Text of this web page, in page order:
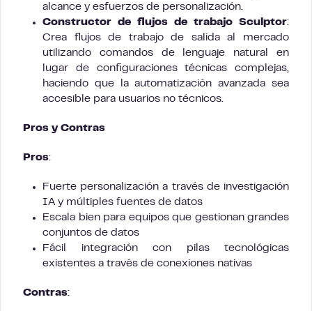
alcance y esfuerzos de personalización.
Constructor de flujos de trabajo Sculptor:
Crea flujos de trabajo de salida al mercado
utilizando comandos de lenguaje natural en
lugar de configuraciones técnicas complejas,
haciendo que la automatización avanzada sea
accesible para usuarios no técnicos.
Pros y Contras
Pros:
Fuerte personalización a través de investigación
IA y múltiples fuentes de datos
Escala bien para equipos que gestionan grandes
conjuntos de datos
Fácil integración con pilas tecnológicas
existentes a través de conexiones nativas
Contras: